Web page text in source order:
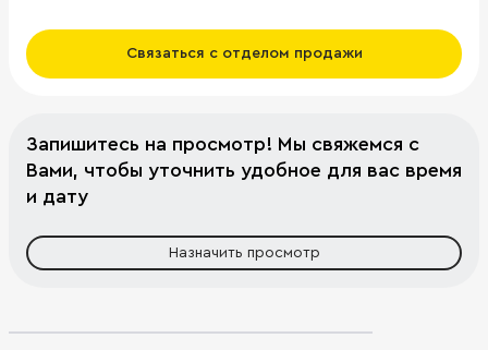
Связаться с отделом продажи
Запишитесь на просмотр! Мы свяжемся с
Вами, чтобы уточнить удобное для вас время
и дату
Назначить просмотр